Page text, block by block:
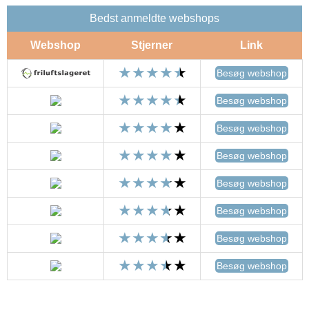
Bedst anmeldte webshops
Webshop Stjerner Link
Besøg webshop
Besøg webshop
Besøg webshop
Besøg webshop
Besøg webshop
Besøg webshop
Besøg webshop
Besøg webshop